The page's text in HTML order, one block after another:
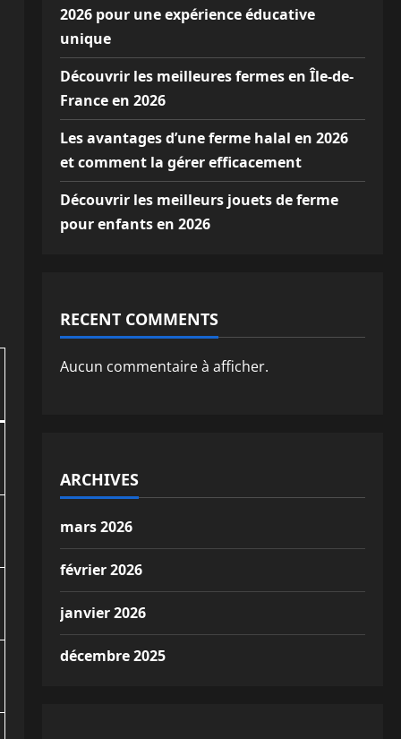
2026 pour une expérience éducative
unique
Découvrir les meilleures fermes en Île-de-
France en 2026
Les avantages d’une ferme halal en 2026
et comment la gérer efficacement
Découvrir les meilleurs jouets de ferme
pour enfants en 2026
RECENT COMMENTS
Aucun commentaire à afficher.
ARCHIVES
mars 2026
février 2026
janvier 2026
décembre 2025